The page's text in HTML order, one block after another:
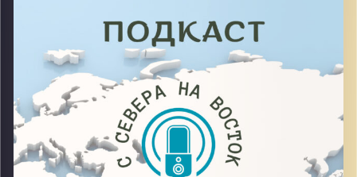
заканчиваются? Она не раз слышала этот вопрос,
продолжая жить, и учиться на втором курсе
факультета политологии и устойчивого развития,
одновременно защищая курсовую работу в родной
стране
Image Credits:AudioVersity